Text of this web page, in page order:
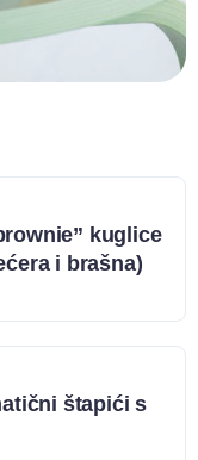
kuglice
i brašna)
štapići s